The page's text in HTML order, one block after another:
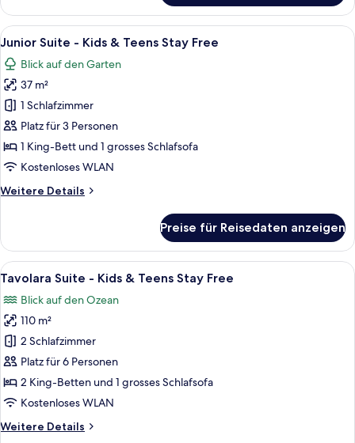
anzeigen
Terrace
Suite
-
&
Teens
Stay
Free
Alle
Fotos
für
Junior
Suite
-
Kids
&
Stay
Ein Hotelzimmer mit Bett,
8
Junior Suite - Kids & Teens Stay Free
Blick auf den Garten
37 m²
1 Schlafzimmer
Platz für 3 Personen
1 King-Bett und 1 grosses Schlafsofa
Kostenloses WLAN
Weitere Details
Weitere
Suite
Kids
Teens
Stay
Free
Preise für Reisedaten anzeigen
Alle
Fotos
für
Tavolara
Suite
-
Kids
&
Stay
Ein Hotelzimmer mit Bett,
11
Tavolara Suite - Kids & Teens Stay Free
Blick auf den Ozean
110 m²
2 Schlafzimmer
Platz für 6 Personen
2 King-Betten und 1 grosses Schlafsofa
Kostenloses WLAN
Weitere Details
Weitere